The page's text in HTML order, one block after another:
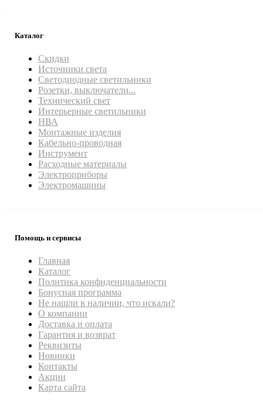
Каталог
Скидки
Источники света
Светодиодные светильники
Розетки, выключатели...
Технический свет
Интерьерные светильники
НВА
Монтажные изделия
Кабельно-проводная
Инструмент
Расходные материалы
Электроприборы
Электромашины
Помощь и сервисы
Главная
Каталог
Политика конфиденциальности
Бонусная программа
Не нашли в наличии, что искали?
О компании
Доставка и оплата
Гарантия и возврат
Реквизиты
Новинки
Контакты
Акции
Карта сайта